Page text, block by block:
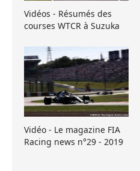
Vidéos - Résumés des
courses WTCR à Suzuka
Vidéo - Le magazine FIA
Racing news n°29 - 2019